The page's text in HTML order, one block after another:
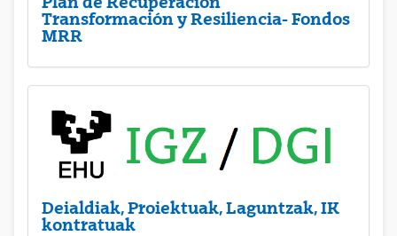
Transformación y Resiliencia- Fondos
MRR
Deialdiak, Proiektuak, Laguntzak, IK
kontratuak